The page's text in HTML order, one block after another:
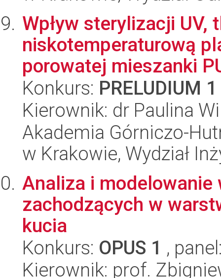
Wpływ sterylizacji UV,
niskotemperaturową
porowatej mieszanki
Konkurs: PRELUDIUM 1
Kierownik: dr Paulina
Akademia Górniczo-
w Krakowie, Wydział
Analiza i
zachodzących w
kucia
Konkurs: OPUS 1 ,
Kierownik: prof.